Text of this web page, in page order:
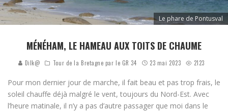
Le phare de Pontusval
MÉNÉHAM, LE HAMEAU AUX TOITS DE CHAUME
Dilk@ Tour de la Bretagne par le GR 34 23 mai 2023 2123
Pour mon dernier jour de marche, il fait beau et pas trop frais, le
soleil chauffe déjà malgré le vent, toujours du Nord-Est. Avec
l’heure matinale, il n’y a pas d’autre passager que moi dans le